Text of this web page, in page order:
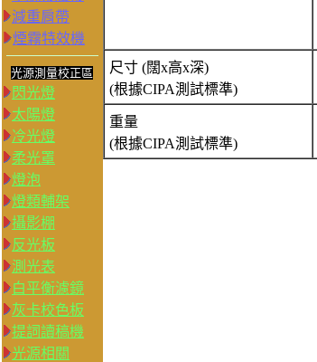
減重肩帶
煙霧特效機
光源測量校正區
閃光燈
太陽燈
冷光燈
柔光罩
燈泡
燈類輔架
攝影棚
反光板
測光表
白平衡濾鏡
灰卡校色板
提詞讀稿機
光源相關
尺寸 (闊x高x深)
(根據CIPA測試標準)
重量
(根據CIPA測試標準)